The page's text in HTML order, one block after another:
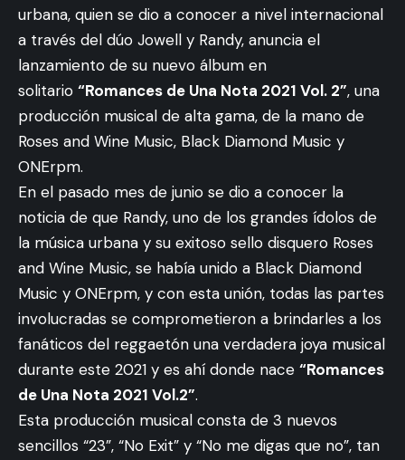
urbana, quien se dio a conocer a nivel internacional
a través del dúo Jowell y Randy, anuncia el
lanzamiento de su nuevo álbum en
solitario “Romances de Una Nota 2021 Vol. 2”, una
producción musical de alta gama, de la mano de
Roses and Wine Music, Black Diamond Music y
ONErpm.
En el pasado mes de junio se dio a conocer la
noticia de que Randy, uno de los grandes ídolos de
la música urbana y su exitoso sello disquero Roses
and Wine Music, se había unido a Black Diamond
Music y ONErpm, y con esta unión, todas las partes
involucradas se comprometieron a brindarles a los
fanáticos del reggaetón una verdadera joya musical
durante este 2021 y es ahí donde nace “Romances
de Una Nota 2021 Vol.2”.
Esta producción musical consta de 3 nuevos
sencillos “23”, “No Exit” y “No me digas que no”, tan